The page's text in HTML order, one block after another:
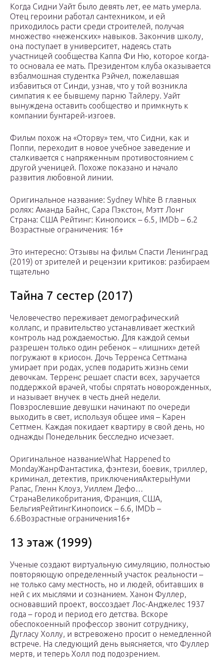
Когда Сидни Уайт было девять лет, ее мать умерла.
Отец героини работал сантехником, и ей
приходилось расти среди строителей, получая
множество «неженских» навыков. Закончив школу,
она поступает в университет, надеясь стать
участницей сообщества Каппа Фи Ню, которое когда-
то основала ее мать. Президентом клуба оказывается
взбалмошная студентка Рэйчел, пожелавшая
избавиться от Синди, узнав, что у той возникла
симпатия к ее бывшему парню Тайлеру. Уайт
вынуждена оставить сообщество и примкнуть к
компании бунтарей-изгоев.
Фильм похож на «Оторву» тем, что Сидни, как и
Поппи, переходит в новое учебное заведение и
сталкивается с напряженным противостоянием с
другой ученицей. Похоже показано и начало
развития любовной линии.
Оригинальное название: Sydney White В главных
ролях: Аманда Байнс, Сара Пэкстон, Мэтт Лонг
Страна: США Рейтинг: Кинопоиск – 6.5, IMDb – 6.2
Возрастные ограничения: 16+
Это интересно: Отзывы на фильм Спасти Ленинград
(2019) от зрителей и рецензии критиков: разбираем
тщательно
Тайна 7 сестер (2017)
Человечество переживает демографический
коллапс, и правительство устанавливает жесткий
контроль над рождаемостью. Для каждой семьи
разрешен только один ребенок – «лишних» детей
погружают в криосон. Дочь Терренса Сеттмана
умирает при родах, успев подарить жизнь семи
девочкам. Терренс решает спасти всех, заручается
поддержкой врачей, чтобы спрятать новорожденных,
и называет внучек в честь дней недели.
Повзрослевшие девушки начинают по очереди
выходить в свет, используя общее имя – Карен
Сеттмен. Каждая покидает квартиру в свой день, но
однажды Понедельник бесследно исчезает.
Оригинальное названиеWhat Happened to
MondayЖанрФантастика, фэнтези, боевик, триллер,
криминал, детектив, приключенияАктерыНуми
Рапас, Гленн Клоуз, Уиллем Дефо…
СтранаВеликобритания, Франция, США,
БельгияРейтингКинопоиск – 6.6, IMDb –
6.6Возрастные ограничения16+
13 этаж (1999)
Ученые создают виртуальную симуляцию, полностью
повторяющую определенный участок реальности –
не только саму местность, но и людей, обитавших в
ней с их мыслями и сознанием. Ханон Фуллер,
основавший проект, воссоздает Лос-Анджелес 1937
года – город и период его детства. Вскоре
обеспокоенный профессор звонит сотруднику,
Дугласу Холлу, и встревожено просит о немедленной
встрече. На следующий день выясняется, что Фуллер
мертв, и теперь Холл под подозрением.